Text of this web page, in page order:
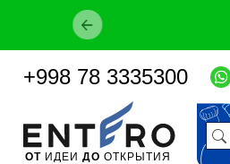
ОТ ИДЕИ ДО ОТКРЫТИЯ
+998 78 3335300